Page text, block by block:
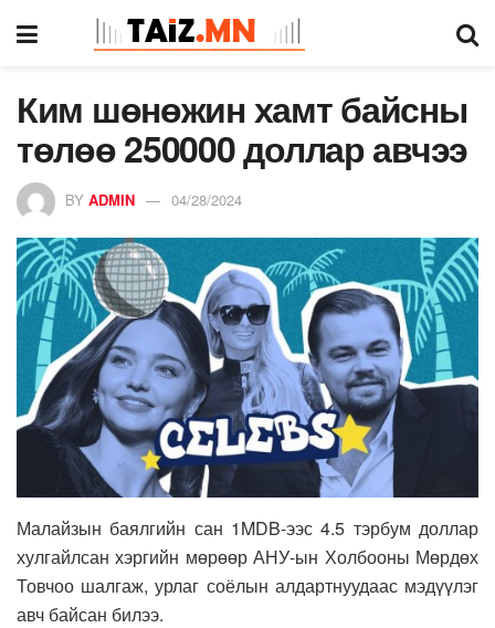
Ким шөнөжин хамт байсны
төлөө 250000 доллар авчээ
BY ADMIN 04/28/2024
Малайзын баялгийн сан 1MDB-ээс 4.5 тэрбум доллар
хулгайлсан хэргийн мөрөөр АНУ-ын Холбооны Мөрдөх
Товчоо шалгаж, урлаг соёлын алдартнуудаас мэдүүлэг
авч байсан билээ.